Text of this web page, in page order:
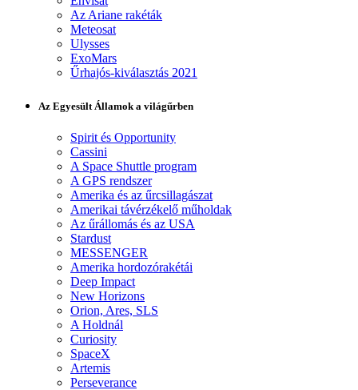
Az Ariane rakéták
Meteosat
Ulysses
ExoMars
Űrhajós-kiválasztás 2021
Az Egyesült Államok a világűrben
Spirit és Opportunity
Cassini
A Space Shuttle program
A GPS rendszer
Amerika és az űrcsillagászat
Amerikai távérzékelő műholdak
Az űrállomás és az USA
Stardust
MESSENGER
Amerika hordozórakétái
Deep Impact
New Horizons
Orion, Ares, SLS
A Holdnál
Curiosity
SpaceX
Artemis
Perseverance